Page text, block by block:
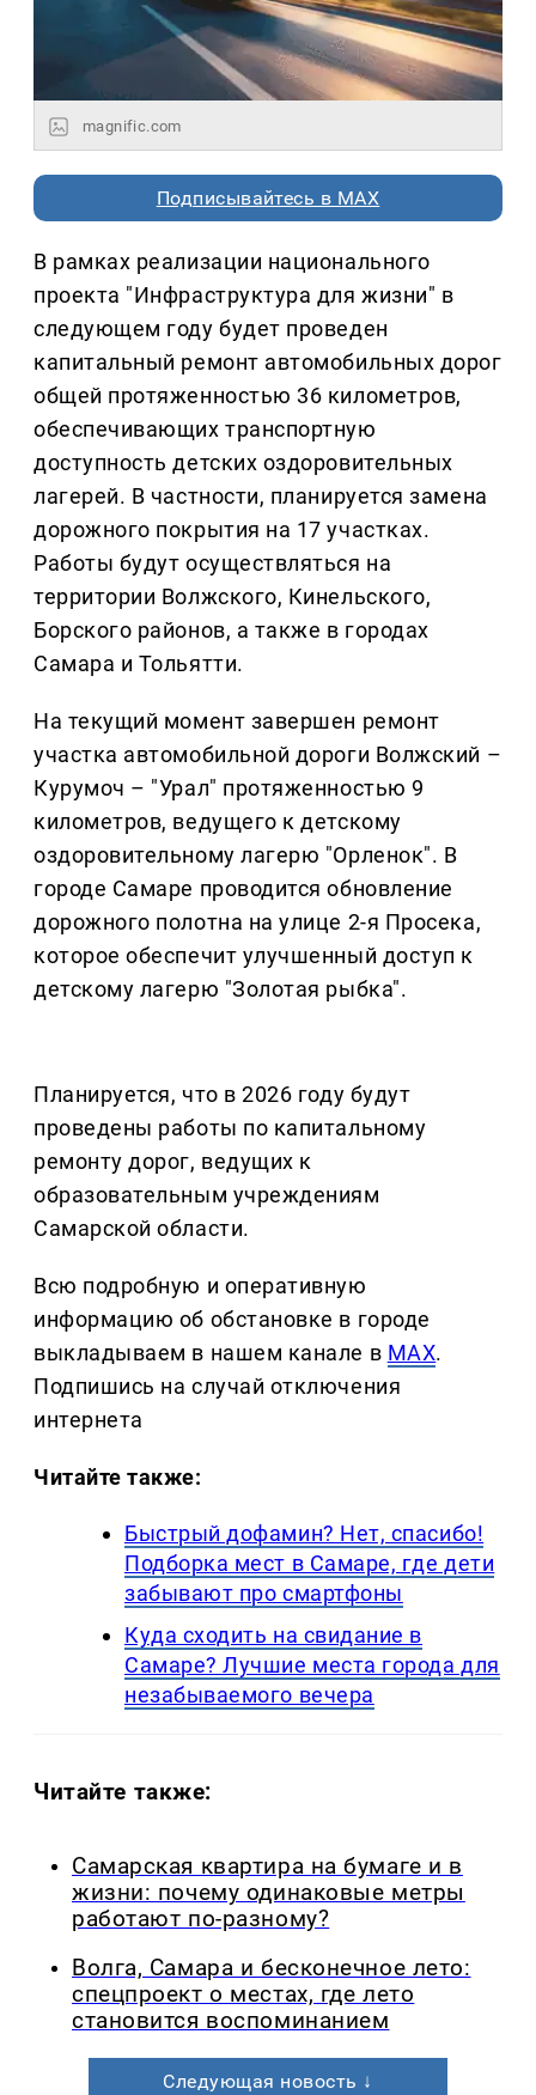
magnific.com
Подписывайтесь в MAX
В рамках реализации национального
проекта "Инфраструктура для жизни" в
следующем году будет проведен
капитальный ремонт автомобильных дорог
общей протяженностью 36 километров,
обеспечивающих транспортную
доступность детских оздоровительных
лагерей. В частности, планируется замена
дорожного покрытия на 17 участках.
Работы будут осуществляться на
территории Волжского, Кинельского,
Борского районов, а также в городах
Самара и Тольятти.
На текущий момент завершен ремонт
участка автомобильной дороги Волжский –
Курумоч – "Урал" протяженностью 9
километров, ведущего к детскому
оздоровительному лагерю "Орленок". В
городе Самаре проводится обновление
дорожного полотна на улице 2-я Просека,
которое обеспечит улучшенный доступ к
детскому лагерю "Золотая рыбка".
Планируется, что в 2026 году будут
проведены работы по капитальному
ремонту дорог, ведущих к
образовательным учреждениям
Самарской области.
Всю подробную и оперативную
информацию об обстановке в городе
выкладываем в нашем канале в MAX.
Подпишись на случай отключения
интернета
Читайте также:
Быстрый дофамин? Нет, спасибо!
Подборка мест в Самаре, где дети
забывают про смартфоны
Куда сходить на свидание в
Самаре? Лучшие места города для
незабываемого вечера
Читайте также:
Самарская квартира на бумаге и в
жизни: почему одинаковые метры
работают по-разному?
Волга, Самара и бесконечное лето:
спецпроект о местах, где лето
становится воспоминанием
Следующая новость ↓